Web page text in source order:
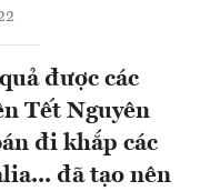
được các
Tết Nguyên
đi khắp các
đã tạo nên